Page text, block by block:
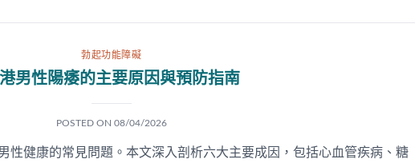
勃起功能障礙
男性陽痿的主要原因與預防指南
POSTED ON 08/04/2026
性健康的常見問題。本文深入剖析六大主要成因，包括心血管疾病、糖